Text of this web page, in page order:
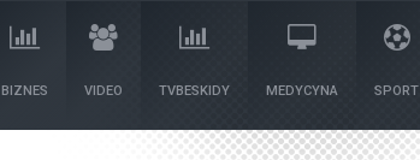
BIZNES VIDEO TVBESKIDY MEDYCYNA SPORT